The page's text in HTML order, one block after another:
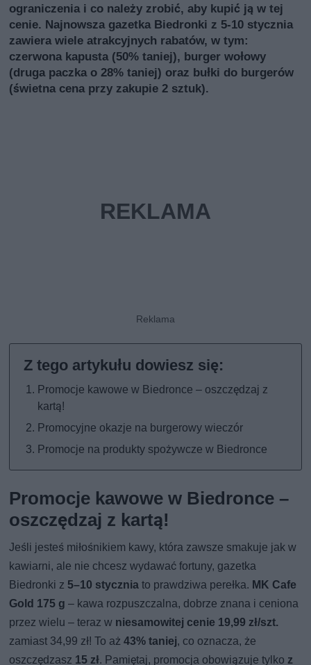
ograniczenia i co należy zrobić, aby kupić ją w tej
cenie. Najnowsza gazetka Biedronki z 5-10 stycznia
zawiera wiele atrakcyjnych rabatów, w tym:
czerwona kapusta (50% taniej), burger wołowy
(druga paczka o 28% taniej) oraz bułki do burgerów
(świetna cena przy zakupie 2 sztuk).
Promocje kawowe w Biedronce – oszczędzaj z
kartą!
Promocyjne okazje na burgerowy wieczór
Promocje na produkty spożywcze w Biedronce
Promocje kawowe w Biedronce –
oszczędzaj z kartą!
Jeśli jesteś miłośnikiem kawy, która zawsze smakuje jak w
kawiarni, ale nie chcesz wydawać fortuny, gazetka
Biedronki z 5–10 stycznia to prawdziwa perełka. MK Cafe
Gold 175 g – kawa rozpuszczalna, dobrze znana i ceniona
przez wielu – teraz w niesamowitej cenie 19,99 zł/szt.
zamiast 34,99 zł! To aż43% taniej, co oznacza, że
oszczędzasz 15 zł. Pamiętaj, promocja obowiązuje tylko z